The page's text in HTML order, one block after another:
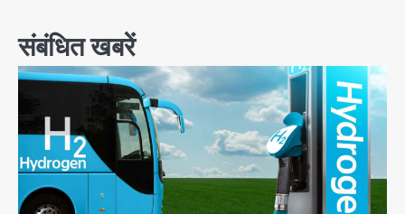
संबंधित खबरें